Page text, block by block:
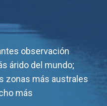
observación
árido del mundo;
zonas más australes
más